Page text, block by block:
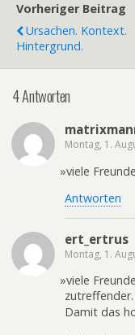
Vorheriger Beitrag
Ursachen. Kontext.
Hintergrund.
4 Antworten
Montag, 1.
»viele
Antworten
ert_ertrus
Montag, 1.
»viele
zutreffender.
Damit das